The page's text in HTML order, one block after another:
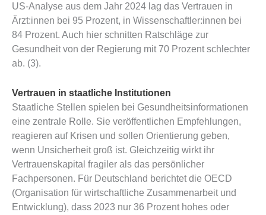
US-Analyse aus dem Jahr 2024 lag das Vertrauen in
Ärzt:innen bei 95 Prozent, in Wissenschaftler:innen bei
84 Prozent. Auch hier schnitten Ratschläge zur
Gesundheit von der Regierung mit 70 Prozent schlechter
ab. (3).
Vertrauen in staatliche Institutionen
Staatliche Stellen spielen bei Gesundheitsinformationen
eine zentrale Rolle. Sie veröffentlichen Empfehlungen,
reagieren auf Krisen und sollen Orientierung geben,
wenn Unsicherheit groß ist. Gleichzeitig wirkt ihr
Vertrauenskapital fragiler als das persönlicher
Fachpersonen. Für Deutschland berichtet die OECD
(Organisation für wirtschaftliche Zusammenarbeit und
Entwicklung), dass 2023 nur 36 Prozent hohes oder